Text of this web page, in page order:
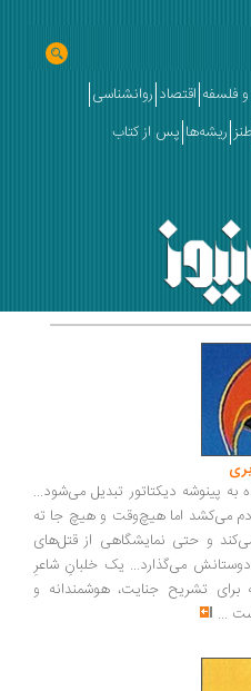
فلسفه اقتصاد روانشناسی
طنز ریشه‌ها پس از کتاب
پینوشه دیکتاتور تبدیل می‌شود...
می‌کشد اما هیچ‌وقت و هیچ جا ته
و حتی نمایشگاهی از قتل‌های
می‌گذارد... یک خلبانِ شاعرِ
برای تشریح جنایت، هوشمندانه و
...